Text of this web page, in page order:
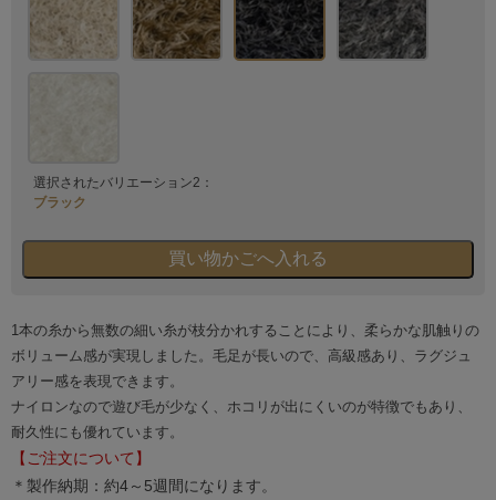
選択されたバリエーション2：
ブラック
1本の糸から無数の細い糸が枝分かれすることにより、柔らかな肌触りの
ボリューム感が実現しました。毛足が長いので、高級感あり、ラグジュ
アリー感を表現できます。
ナイロンなので遊び毛が少なく、ホコリが出にくいのが特徴でもあり、
耐久性にも優れています。
【ご注文について】
＊製作納期：約4～5週間になります。